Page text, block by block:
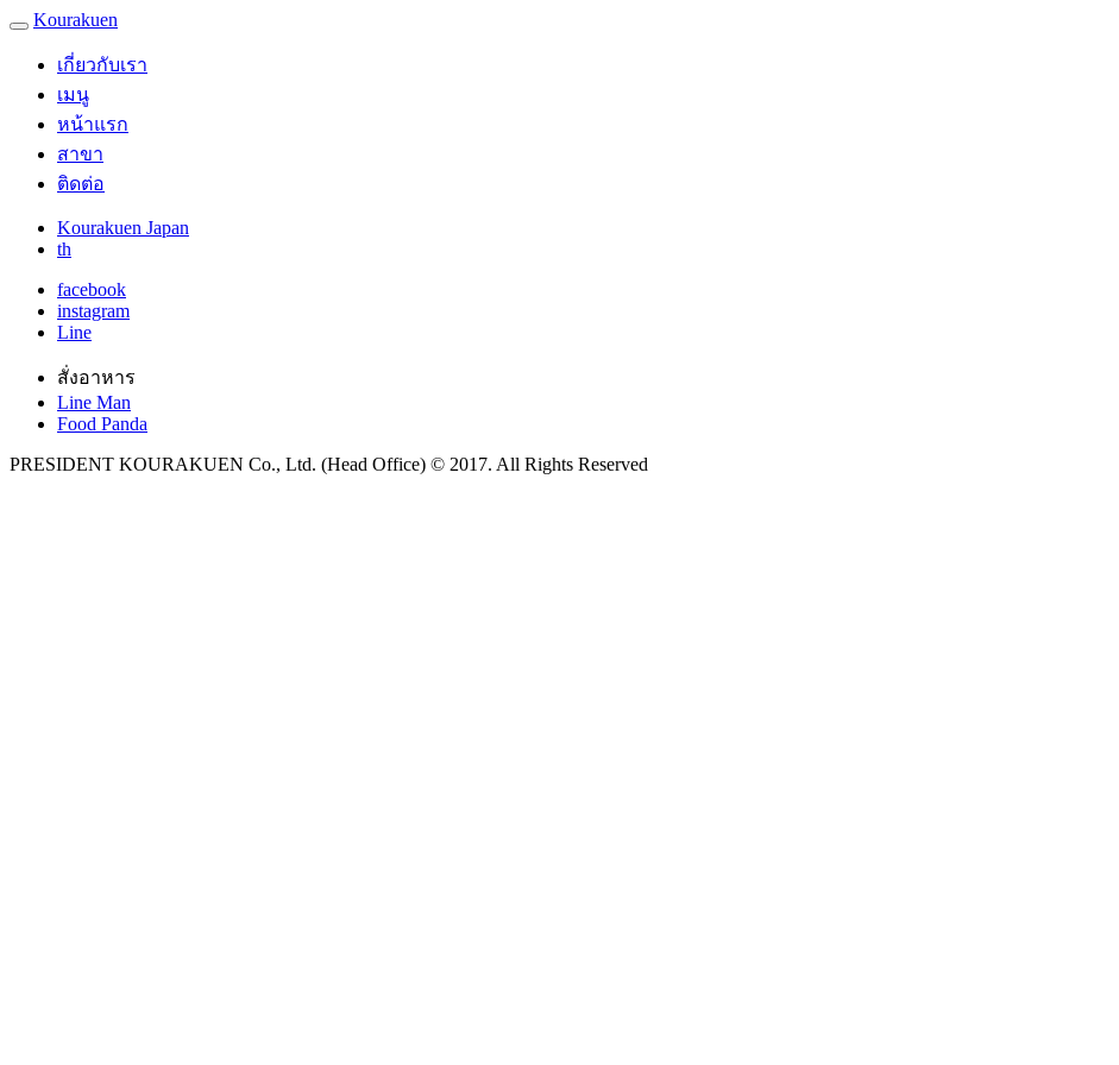
Kourakuen
เกี่ยวกับเรา
เมนู
หน้าแรก
สาขา
ติดต่อ
Kourakuen Japan
th
facebook
instagram
Line
สั่งอาหาร
Line Man
Food Panda
PRESIDENT KOURAKUEN Co., Ltd. (Head Office) © 2017. All Rights Reserved